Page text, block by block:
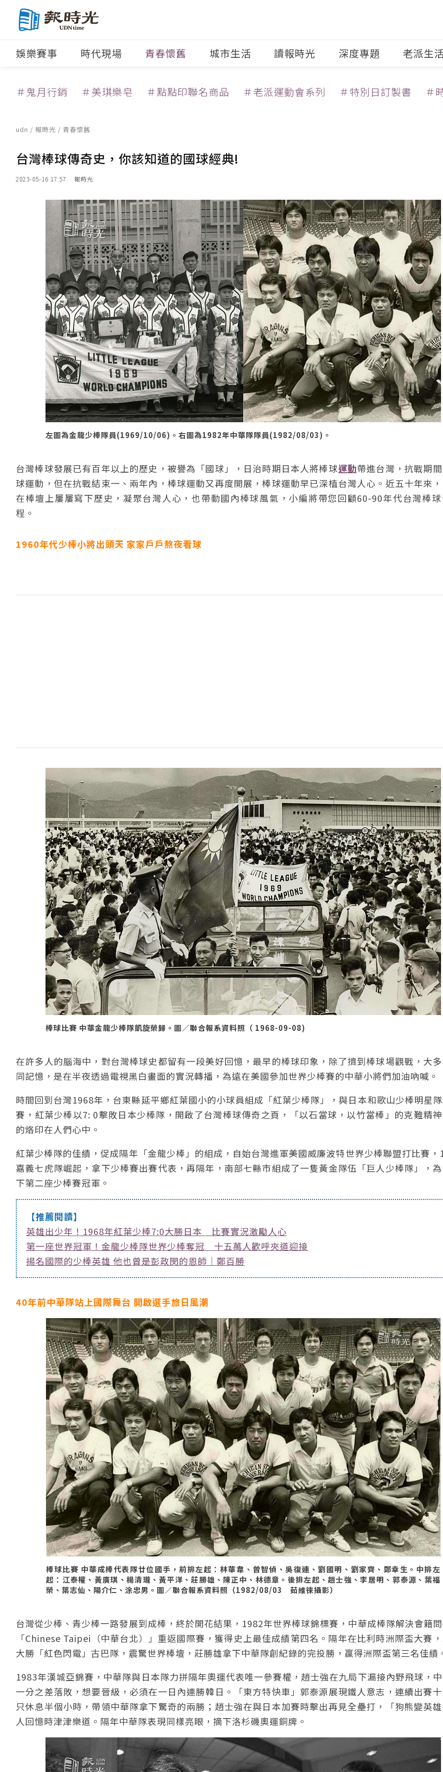
娛樂賽事 時代現場 青春懷舊 城市生活 讀報時光 深度專題 老派生
＃鬼月行銷 ＃美琪樂皂 ＃點點印聯名商品 ＃老派運動會系列 ＃特別日訂製書 ＃
udn / 報時光 / 青春懷舊
台灣棒球傳奇史，你該知道的國球經典!
2023-05-16 17:57 報時光
左圖為金龍少棒隊員(1969/10/06)。右圖為1982年中華隊隊員(1982/08/03)。
台灣棒球發展已有百年以上的歷史，被譽為「國球」，日治時期日本人將棒球運動帶進台灣，抗戰期
球運動，但在抗戰結束一、兩年內，棒球運動又再度開展，棒球運動早已深植台灣人心。近五十年來
在棒壇上屢屢寫下歷史，凝聚台灣人心，也帶動國內棒球風氣，小編將帶您回顧60-90年代台灣棒
程。
1960年代少棒小將出頭天 家家戶戶熬夜看球
棒球比賽 中華金龍少棒隊凱旋榮歸。圖／聯合報系資料照（ 1968-09-08)
在許多人的腦海中，對台灣棒球史都留有一段美好回憶，最早的棒球印象，除了擠到棒球場觀戰，大
同記憶，是在半夜透過電視黑白畫面的實況轉播，為遠在美國參加世界少棒賽的中華小將們加油吶喊。
時間回到台灣1968年，台東縣延平鄉紅葉國小的小球員組成「紅葉少棒隊」，與日本和歌山少棒明星
賽，紅葉少棒以7: 0擊敗日本少棒隊，開啟了台灣棒球傳奇之頁，「以石當球，以竹當棒」的克難精
的烙印在人們心中。
紅葉少棒隊的佳績，促成隔年「金龍少棒」的組成，自始台灣進軍美國威廉波特世界少棒聯盟打比賽，
嘉義七虎隊崛起，拿下少棒賽出賽代表，再隔年，南部七縣市組成了一隻黃金隊伍「巨人少棒隊」，
下第二座少棒賽冠軍。
【推薦閱讀】
英雄出少年！1968年紅葉少棒7:0大勝日本 比賽實況激勵人心
第一座世界冠軍！金龍少棒隊世界少棒奪冠 十五萬人歡呼夾道迎接
揚名國際的少棒英雄 他也曾是彭政閔的恩師｜鄭百勝
40年前中華隊站上國際舞台 開啟選手旅日風潮
棒球比賽 中華成棒代表隊廿位國手，前排左起：林華韋、曾智偵、吳復連、劉國明、劉家齊、鄭幸生。中排左
起：江泰權、黃廣琪、楊清瓏、黃平洋、莊勝雄、陳正中、林德章。後排左起、趙士強、李居明、郭泰源、葉福
榮、葉志仙、陽介仁、涂忠男。圖∕聯合報系資料照（1982/08/03 茹維徠攝影）
台灣從少棒、青少棒一路發展到成棒，終於開花結果，1982年世界棒球錦標賽，中華成棒隊解決會籍
「Chinese Taipei（中華台北）」重返國際賽，獲得史上最佳成績第四名。隔年在比利時洲際盃大賽
大勝「紅色閃電」古巴隊，震驚世界棒壇，莊勝雄拿下中華隊創紀錄的完投勝，贏得洲際盃第三名佳績
1983年漢城亞錦賽，中華隊與日本隊力拼隔年奧運代表唯一參賽權，趙士強在九局下漏接內野飛球，
一分之差落敗，想要晉級，必須在一日內連勝韓日。「東方特快車」郭泰源展現鐵人意志，連續出賽十
只休息半個小時，帶領中華隊拿下驚奇的兩勝；趙士強在與日本加賽時擊出再見全壘打，「狗熊變英
人回憶時津津樂道。隔年中華隊表現同樣亮眼，摘下洛杉磯奧運銅牌。